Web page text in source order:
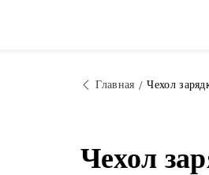
Главная Чехол
Чехол